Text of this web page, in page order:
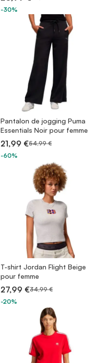
-30%
Pantalon de jogging Puma
Essentials Noir pour femme
21,99 €54,99 €
-60%
T-shirt Jordan Flight Beige
pour femme
27,99 €34,99 €
-20%